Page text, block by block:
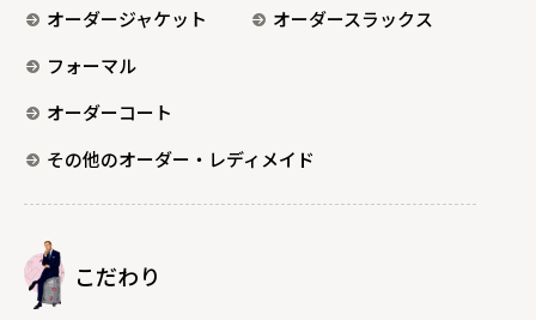
オーダージャケット
オーダースラックス
フォーマル
オーダーコート
その他のオーダー・レディメイド
こだわり